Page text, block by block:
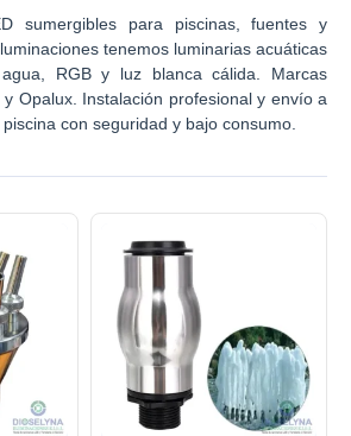
sumergibles para piscinas, fuentes y
tenemos luminarias acuáticas
RGB y luz blanca cálida. Marcas
y Opalux. Instalación profesional y envío a
con seguridad y bajo consumo.